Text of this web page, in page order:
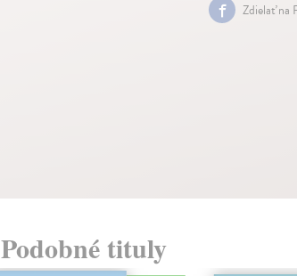
Zdielať na
Podobné tituly